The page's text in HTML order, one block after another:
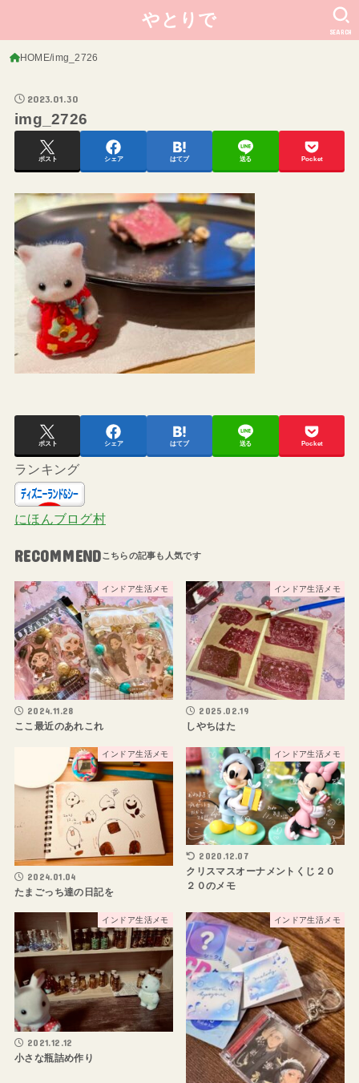
やとりで
SEARCH
HOME img_2726
2023.01.30
img_2726
ポスト シェア はてブ 送る Pocket
ポスト シェア はてブ 送る Pocket
ランキング
にほんブログ村
RECOMMEND
インドア生活メモ
2024.11.28
ここ最近のあれこれ
インドア生活メモ
2025.02.19
しやちはた
インドア生活メモ
2024.01.04
たまごっち達の日記を
インドア生活メモ
2020.12.07
クリスマスオーナメントくじ２０
２０のメモ
インドア生活メモ
2021.12.12
小さな瓶詰め作り
インドア生活メモ